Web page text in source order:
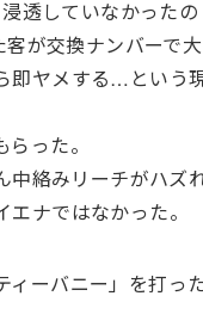
透していなかったの
が交換ナンバーで
即ヤメする…という
った。
中絡みリーチがハズ
ナではなかった。
ィーバニー」を打っ